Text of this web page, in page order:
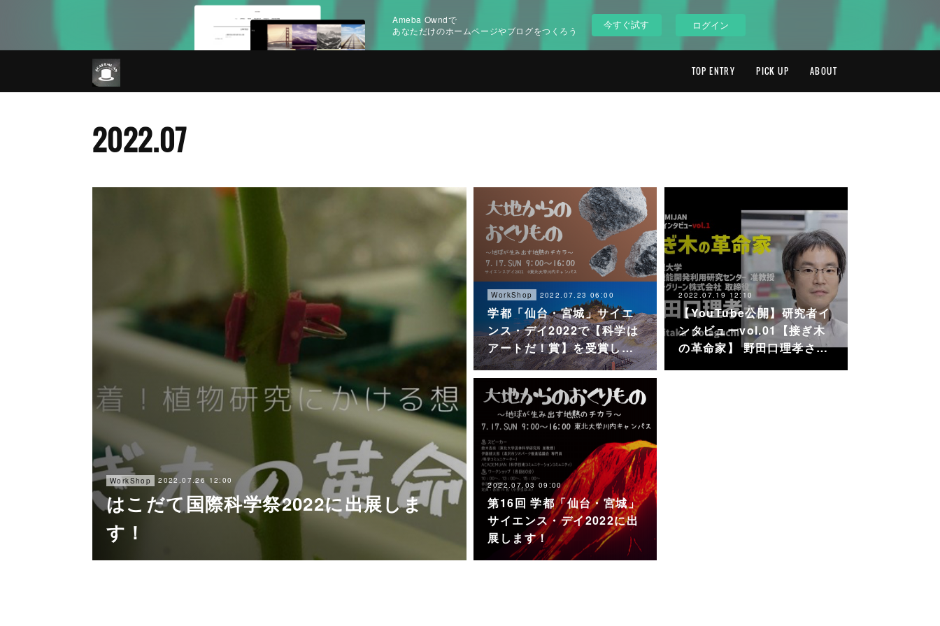
Ameba Owndで
あなただけのホームページやブログをつくろう
今すぐ試す ログイン
TOP ENTRY PICK UP ABOUT
2022.07
WorkShop 2022.07.26 12:00
はこだて国際科学祭2022に出展しま
す！
WorkShop 2022.07.23 06:00
学都「仙台・宮城」サイエ
ンス・デイ2022で【科学は
アートだ！賞】を受賞し…
2022.07.19 12:10
【YouTube公開】研究者イ
ンタビューvol.01【接ぎ木
の革命家】 野田口理孝さ…
2022.07.03 09:00
第16回 学都「仙台・宮城」
サイエンス・デイ2022に出
展します！